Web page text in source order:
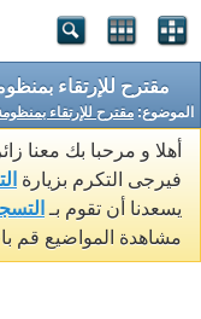
مقترح للإرتقاء
الموضوع: مقترح للإرتقاء
أهلا و مرحبا بك معنا
فيرجى التكرم بزيارة
يسعدنا أن تقوم بـ
مشاهدة المواضيع قم